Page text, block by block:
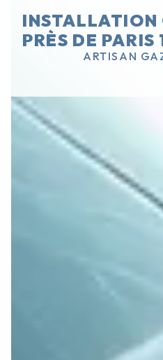
INSTALLATION
PRÈS DE PARIS
ARTISAN